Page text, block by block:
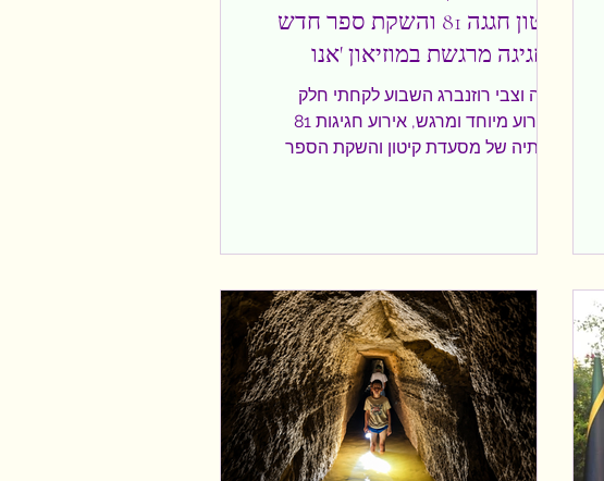
קיטון חגגה 81 והשקת ספר חדש
שרה וצבי רוזנברג השבוע לקחתי חלק
באירוע מיוחד ומרגש, אירוע חגיגות 81
שנותיה של מסעדת קיטון והשקת הספר
האהובים והוותיקים של תל אביב. בין
תקשורת ופוליטיקה, לצד לקוחות ותיקים
שהכירו את קיטון עשרות שנים. ביניהם:
אביגדור ליברמן, ארקדי דוכין, אסף זמיר,
יזהר כהן ועוד, כולם הגיעו לחלוק כבוד למקום
שהפך להרבה יותר ממסעדה. הבחירה
לחגוג במוזיאו